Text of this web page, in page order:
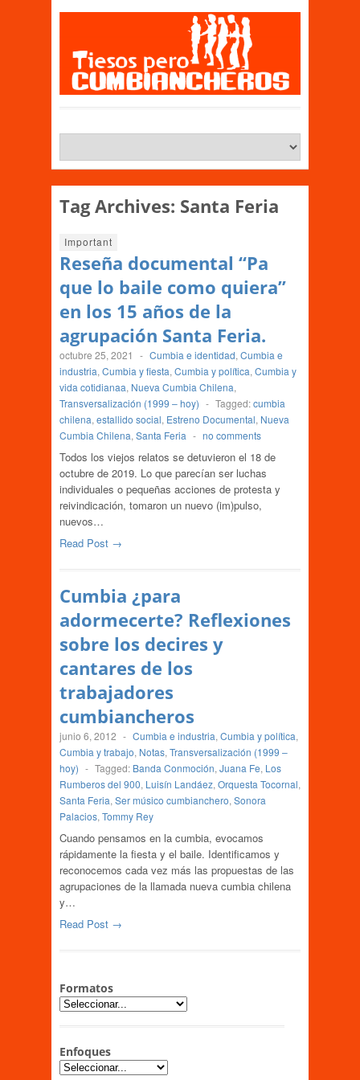
Tag Archives: Santa Feria
Important
Reseña documental “Pa
que lo baile como quiera”
en los 15 años de la
agrupación Santa Feria.
octubre 25, 2021 - Cumbia e identidad, Cumbia e
industria, Cumbia y fiesta, Cumbia y política, Cumbia y
vida cotidianaa, Nueva Cumbia Chilena,
Transversalización (1999 – hoy) - Tagged:cumbia
chilena, estallido social, Estreno Documental, Nueva
Cumbia Chilena, Santa Feria - no comments
Todos los viejos relatos se detuvieron el 18 de
octubre de 2019. Lo que parecían ser luchas
individuales o pequeñas acciones de protesta y
reivindicación, tomaron un nuevo (im)pulso,
nuevos…
Read Post →
Cumbia ¿para
adormecerte? Reflexiones
sobre los decires y
cantares de los
trabajadores
cumbiancheros
junio 6, 2012 - Cumbia e industria, Cumbia y política,
Cumbia y trabajo, Notas, Transversalización (1999 –
hoy) - Tagged: Banda Conmoción, Juana Fe, Los
Rumberos del 900, Luisín Landáez, Orquesta Tocornal,
Santa Feria, Ser músico cumbianchero, Sonora
Palacios, Tommy Rey
Cuando pensamos en la cumbia, evocamos
rápidamente la fiesta y el baile. Identificamos y
reconocemos cada vez más las propuestas de las
agrupaciones de la llamada nueva cumbia chilena
y…
Read Post →
Formatos
Enfoques